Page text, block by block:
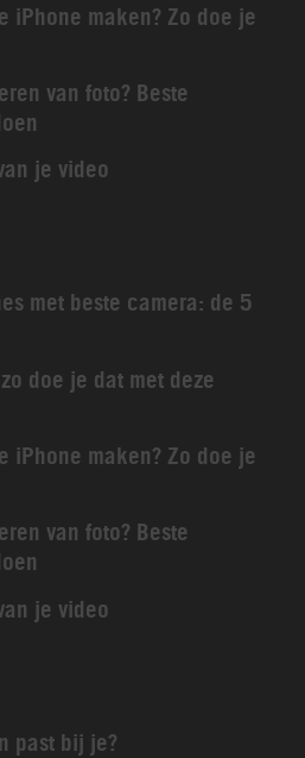
iPhone maken? Zo doe je
van foto? Beste
je video
met beste camera: de 5
doe je dat met deze
iPhone maken? Zo doe je
van foto? Beste
je video
past bij je?